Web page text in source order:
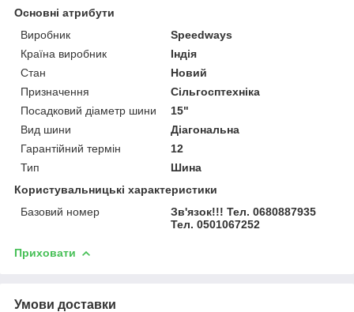
Основні атрибути
Виробник
Speedways
Країна виробник
Індія
Стан
Новий
Призначення
Сільгосптехніка
Посадковий діаметр шини
15"
Вид шини
Діагональна
Гарантійний термін
12
Тип
Шина
Користувальницькі характеристики
Базовий номер
Зв'язок!!! Тел. 0680887935
Тел. 0501067252
Приховати
Умови доставки